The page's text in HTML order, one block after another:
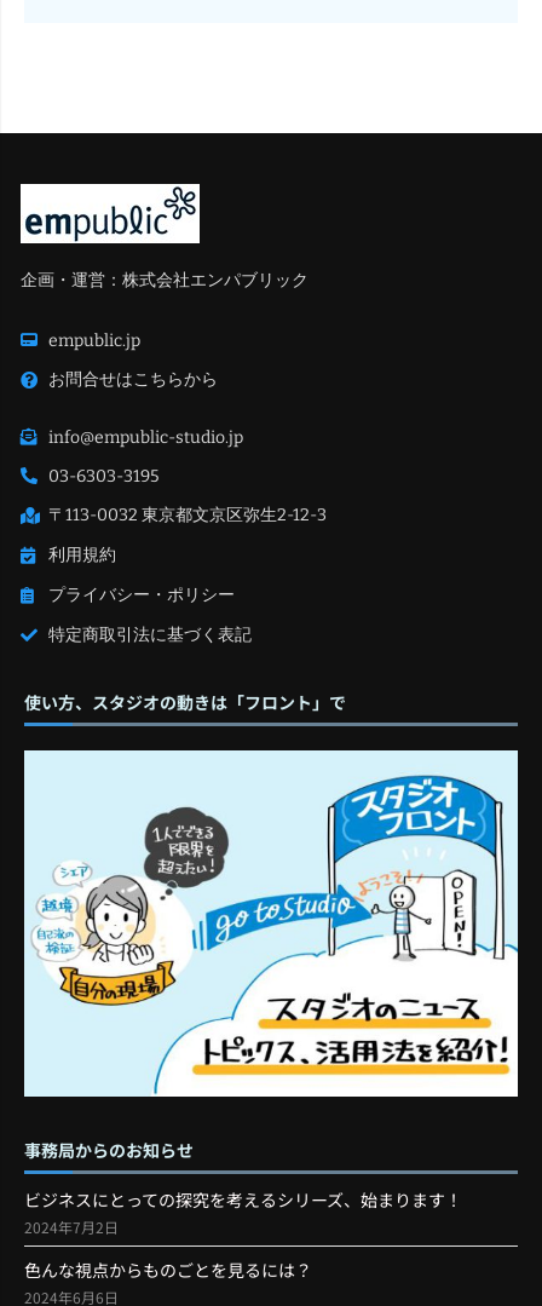
企画・運営：株式会社エンパブリック
empublic.jp
お問合せはこちらから
info@empublic-studio.jp
03-6303-3195
〒113-0032 東京都文京区弥生2-12-3
利用規約
プライバシー・ポリシー
特定商取引法に基づく表記
使い方、スタジオの動きは「フロント」で
事務局からのお知らせ
ビジネスにとっての探究を考えるシリーズ、始まります！
2024年7月2日
色んな視点からものごとを見るには？
2024年6月6日